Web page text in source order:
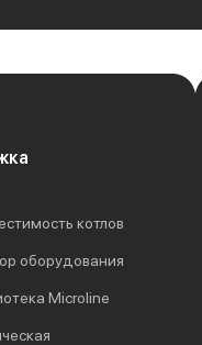
котлов
оборудования
Microline